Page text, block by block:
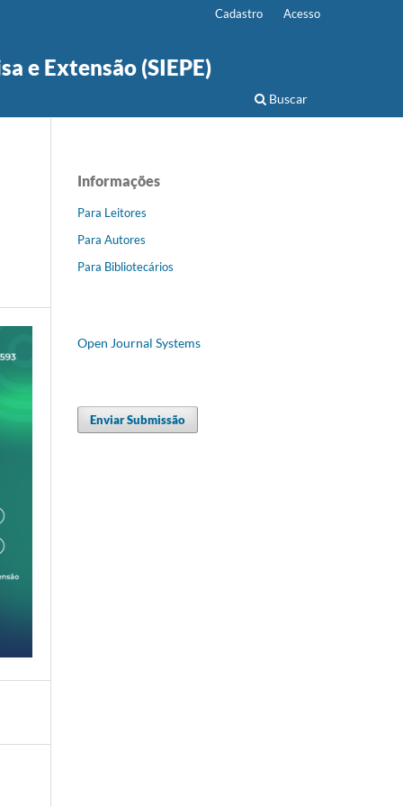
e Extensão (SIEPE)
Buscar
Cadastro Acesso
Informações
Para Leitores
Para Autores
Para Bibliotecários
Open Journal Systems
Enviar Submissão